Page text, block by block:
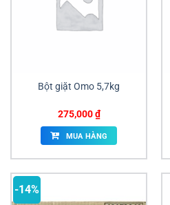
Bột giặt Omo 5,7kg
275,000₫
MUA HÀNG
-14%